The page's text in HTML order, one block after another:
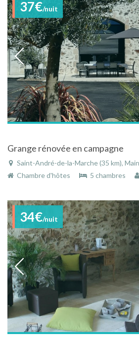
37€/nuit
Grange rénovée en campagne
Saint-André-de-la-Marche (35 km), Maine-et-
Chambre d'hôtes
5 chambres
34€/nuit